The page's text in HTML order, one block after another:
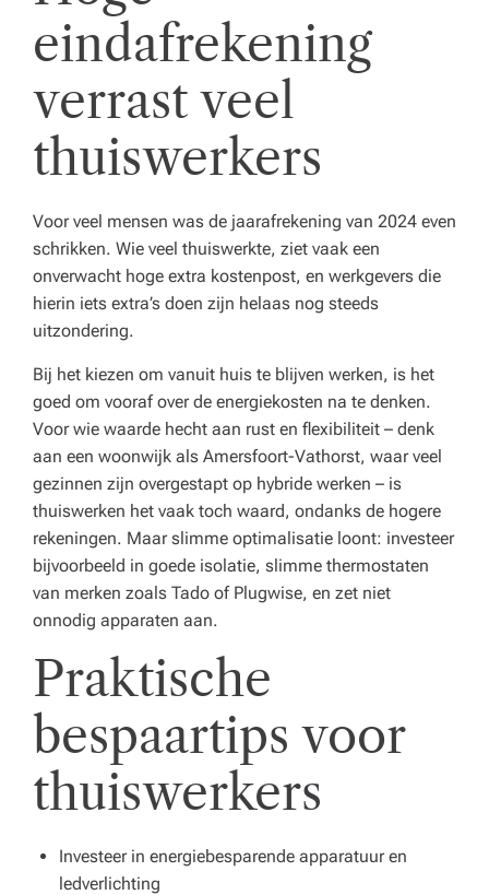
eindafrekening
verrast veel
thuiswerkers
Voor veel mensen was de jaarafrekening van 2024 even
schrikken. Wie veel thuiswerkte, ziet vaak een
onverwacht hoge extra kostenpost, en werkgevers die
hierin iets extra’s doen zijn helaas nog steeds
uitzondering.
Bij het kiezen om vanuit huis te blijven werken, is het
goed om vooraf over de energiekosten na te denken.
Voor wie waarde hecht aan rust en flexibiliteit – denk
aan een woonwijk als Amersfoort-Vathorst, waar veel
gezinnen zijn overgestapt op hybride werken – is
thuiswerken het vaak toch waard, ondanks de hogere
rekeningen. Maar slimme optimalisatie loont: investeer
bijvoorbeeld in goede isolatie, slimme thermostaten
van merken zoals Tado of Plugwise, en zet niet
onnodig apparaten aan.
Praktische
bespaartips voor
thuiswerkers
Investeer in energiebesparende apparatuur en
ledverlichting